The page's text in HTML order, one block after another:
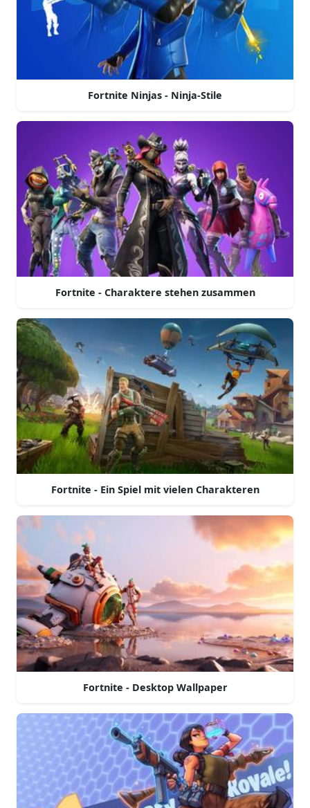
Fortnite Ninjas - Ninja-Stile
Fortnite - Charaktere stehen zusammen
Fortnite - Ein Spiel mit vielen Charakteren
Fortnite - Desktop Wallpaper